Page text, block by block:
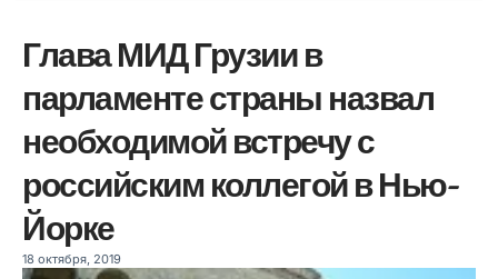
Глава МИД Грузии в
парламенте страны назвал
необходимой встречу с
российским коллегой в Нью-
Йорке
18 октября, 2019